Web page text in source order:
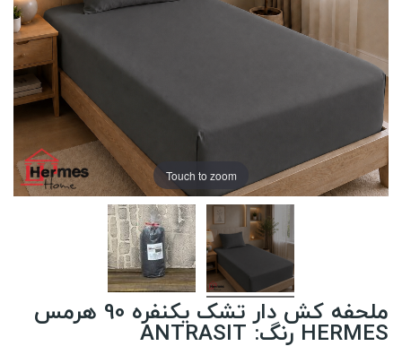
Touch to zoom
ملحفه کش دار تشک یکنفره 90 هرمس
HERMES رنگ: ANTRASIT